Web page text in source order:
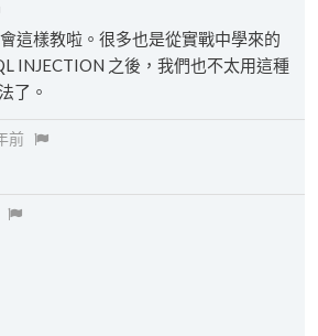
這樣教啦。很多也是從實戰中學來的
INJECTION 之後，我們也不太用這種
了。
前